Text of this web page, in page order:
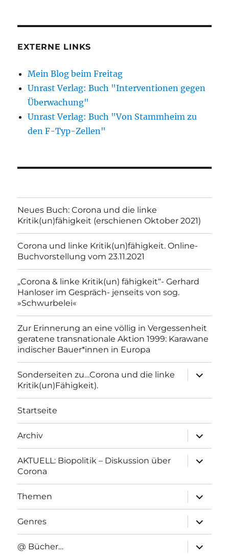
EXTERNE LINKS
Mein Blog beim Freitag
Unrast Verlag: Buch "Interventionen gegen
Überwachung"
Unrast Verlag: Buch "Von Stammheim zu
den F-Typ-Zellen"
Neues Buch: Corona und die linke
Kritik(un)fähigkeit (erschienen Oktober 2021)
Corona und linke Kritik(un)fähigkeit. Online-
Buchvorstellung vom 23.11.2021
„Corona & linke Kritik(un) fähigkeit“- Gerhard
Hanloser im Gespräch- jenseits von sog.
»Schwurbelei«
Zur Erinnerung an eine völlig in Vergessenheit
geratene transnationale Aktion 1999: Karawane
indischer Bauer*innen in Europa
Sonderseiten zu…Corona und die linke
Kritik(un)Fähigkeit).
anzeigen
Startseite
Archiv
anzeigen
AKTUELL: Biopolitik – Diskussion über
Corona
anzeigen
Themen
anzeigen
Genres
anzeigen
@ Bücher…
anzeigen